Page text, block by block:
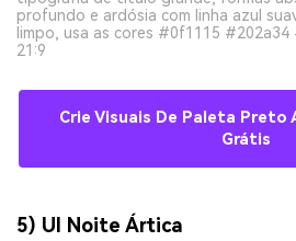
profundo e ardósia com linha azul
limpo, usa as cores #0f1115
21:9
Crie Visuais De Paleta Preto
Grátis
5) UI Noite Ártica